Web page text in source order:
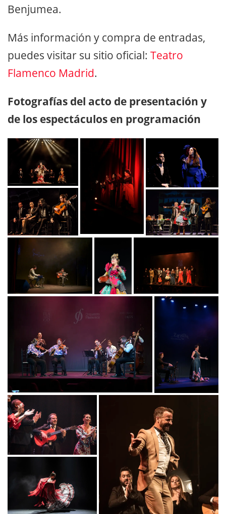
Benjumea.
Más información y compra de entradas,
puedes visitar su sitio oficial: Teatro
Flamenco Madrid.
Fotografías del acto de presentación y
de los espectáculos en programación